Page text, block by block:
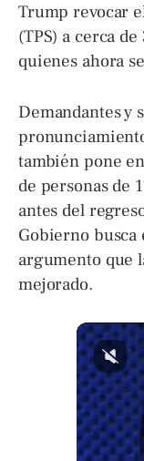
Trump revocar
(TPS) a cerca
quienes ahora
Demandantes y
también pone
de personas de
antes del
Gobierno
argumento que
mejorado.